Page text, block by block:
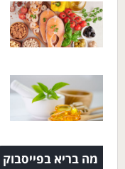
מה בריא בפייסבוק